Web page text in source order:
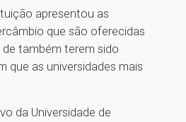
apresentou as
que são oferecidas
também terem sido
que as universidades mais
da Universidade de